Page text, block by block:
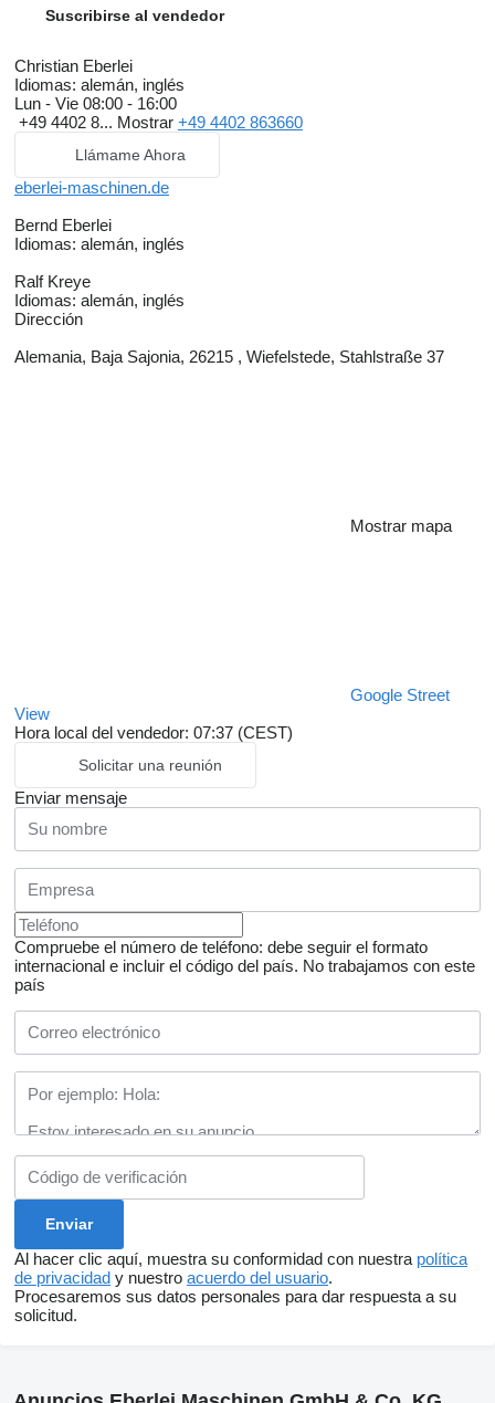
Suscribirse al vendedor
Christian Eberlei
Idiomas: alemán, inglés
Lun - Vie 08:00 - 16:00
+49 4402 8... Mostrar +49 4402 863660
Llámame Ahora
eberlei-maschinen.de
Bernd Eberlei
Idiomas: alemán, inglés
Ralf Kreye
Idiomas: alemán, inglés
Dirección
Alemania, Baja Sajonia, 26215 , Wiefelstede, Stahlstraße 37
Mostrar mapa
Google Street
View
Hora local del vendedor: 07:37 (CEST)
Solicitar una reunión
Enviar mensaje
Compruebe el número de teléfono: debe seguir el formato
internacional e incluir el código del país. No trabajamos con este
país
Al hacer clic aquí, muestra su conformidad con nuestra política
de privacidad y nuestro acuerdo del usuario.
Procesaremos sus datos personales para dar respuesta a su
solicitud.